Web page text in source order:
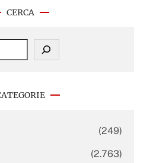
CERCA
(249)
(2.763)